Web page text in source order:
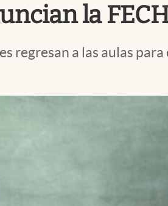
la
regresan a las aulas